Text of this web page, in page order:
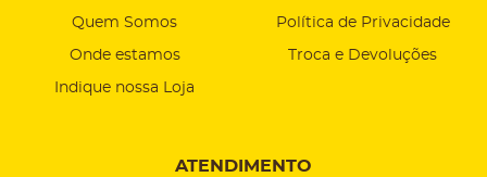
Quem Somos
Onde estamos
Indique nossa Loja
Política de Privacidade
Troca e Devoluções
ATENDIMENTO